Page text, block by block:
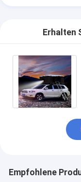
Erhalten
Empfohlene